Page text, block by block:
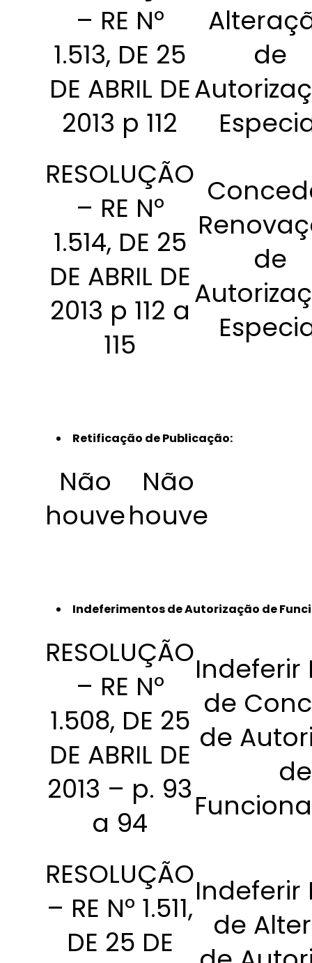
– RE Nº
1.513, DE 25
DE ABRIL DE
2013 p 112
de
RESOLUÇÃO
– RE Nº
1.514, DE 25
DE ABRIL DE
2013 p 112 a
115
de
Retificação de Publicação:
Não
houve
Não
houve
Indeferimentos de Autorização de
RESOLUÇÃO
– RE Nº
1.508, DE 25
DE ABRIL DE
2013 – p. 93
a 94
Indeferir
de
de
de
RESOLUÇÃO
– RE Nº 1.511,
DE 25 DE
Indeferir
de